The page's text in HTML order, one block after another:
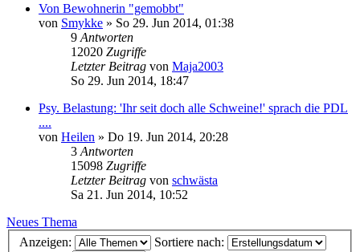
Von Bewohnerin "gemobbt"
von Smykke » So 29. Jun 2014, 01:38
9 Antworten
12020 Zugriffe
Letzter Beitrag von Maja2003
So 29. Jun 2014, 18:47
Psy. Belastung: 'Ihr seit doch alle Schweine!' sprach die PDL
....
von Heilen » Do 19. Jun 2014, 20:28
3 Antworten
15098 Zugriffe
Letzter Beitrag von schwästa
Sa 21. Jun 2014, 10:52
Neues Thema
Anzeigen:
Sortiere nach: